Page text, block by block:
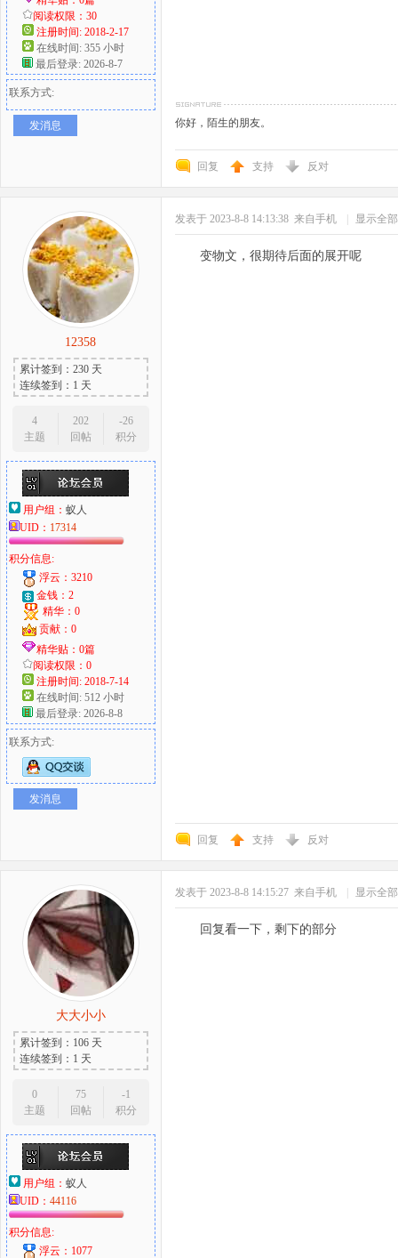
阅读权限：30
注册时间: 2018-2-17
在线时间: 355 小时
最后登录: 2026-8-7
联系方式:
发消息 你好，陌生的朋友。
回复 支持 反对
12358
累计签到：230 天
连续签到：1 天
4
主题
202
回帖
-26
积分
用户组： 蚁人
UID： 17314
积分信息:
浮云：3210
金钱：2
精华：0
贡献：0
精华贴：0篇
阅读权限：0
注册时间: 2018-7-14
在线时间: 512 小时
最后登录: 2026-8-8
联系方式:
发消息
发表于 2023-8-8 14:13:38 来自手机 显示全
变物文，很期待后面的展开呢
回复 支持 反对
大大小小
累计签到：106 天
连续签到：1 天
0
主题
75
回帖
-1
积分
用户组： 蚁人
UID： 44116
积分信息:
浮云：1077
发表于 2023-8-8 14:15:27 来自手机 显示全
回复看一下，剩下的部分